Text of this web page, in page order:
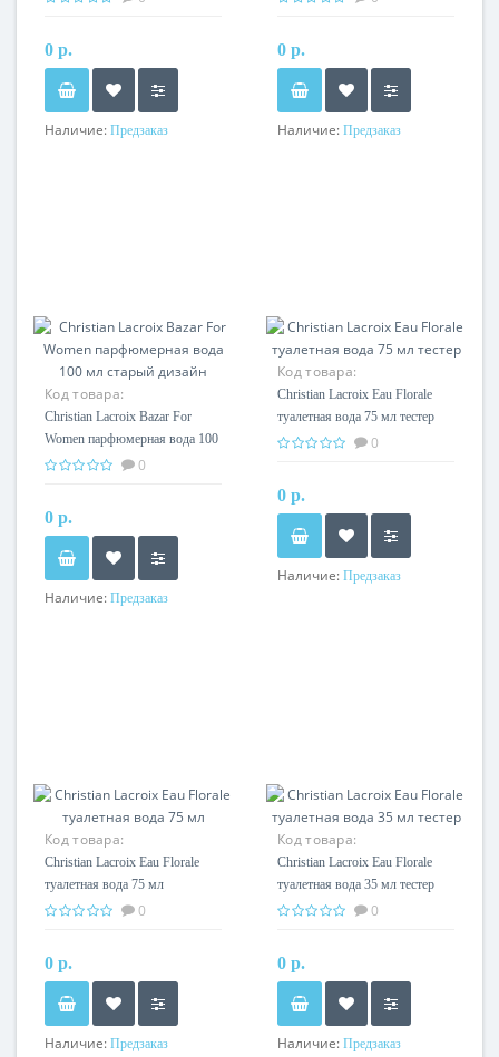
0 р.
Наличие: Предзаказ
0 р.
Наличие: Предзаказ
Код товара:
Christian Lacroix Bazar For
Women парфюмерная вода 100
мл старый дизайн
0
0 р.
Наличие: Предзаказ
Код товара:
Christian Lacroix Eau Florale
туалетная вода 75 мл тестер
0
0 р.
Наличие: Предзаказ
Код товара:
Christian Lacroix Eau Florale
туалетная вода 75 мл
0
0 р.
Наличие: Предзаказ
Код товара:
Christian Lacroix Eau Florale
туалетная вода 35 мл тестер
0
0 р.
Наличие: Предзаказ